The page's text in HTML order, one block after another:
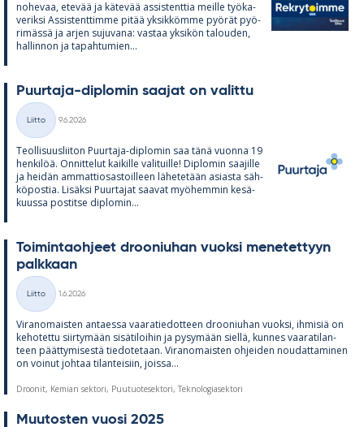
no­he­vaa, ete­vää ja kä­te­vää as­sis­tent­tia meille työ­ka­
ve­riksi As­sis­tent­timme pi­tää yk­sik­kömme pyö­rät pyö­
ri­mässä ja ar­jen su­ju­vana: vas­taa yk­si­kön ta­lou­den,
hal­lin­non ja ta­pah­tu­mien...
Puur­taja-diplo­min saa­jat on va­littu
Kategoriat
Liitto
9.6.2026
Teol­li­suus­lii­ton Puur­taja-diplo­min saa tänä vuonna 19
hen­ki­löä. On­nit­te­lut kai­kille va­li­tuille! Diplo­min saa­jille
ja hei­dän am­mat­tio­sas­toil­leen lä­he­te­tään asiasta säh­
kö­pos­tia. Li­säksi Puur­ta­jat saa­vat myö­hem­min ke­sä­
kuussa pos­titse diplo­min...
Toi­min­taoh­jeet droo­niu­han vuoksi me­ne­tet­tyyn
palk­kaan
Kategoriat
Liitto
1.6.2026
Vi­ran­omais­ten an­taessa vaa­ra­tie­dot­teen droo­niu­han vuoksi, ih­mi­siä on
ke­ho­tettu siir­ty­mään si­sä­ti­loi­hin ja py­sy­mään siellä, kun­nes vaa­ra­ti­lan­
teen päät­ty­mi­sestä tie­do­te­taan. Vi­ran­omais­ten oh­jei­den nou­dat­ta­mi­nen
on voi­nut joh­taa ti­lan­tei­siin, joissa...
Droonit, Kemian sektori, Puutuotesektori, Teknologiasektori
Muu­tos­ten vuosi 2025